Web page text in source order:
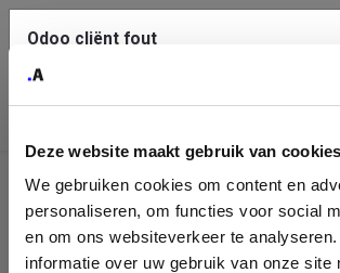
Deze website maakt gebruik van cookies
We gebruiken cookies om content en
personaliseren, om functies voor social
en om ons websiteverkeer te
informatie over uw gebruik van onze site
Identificatie
onderneming
Odoo cliënt fout
klembord
Je dient de kopieer knop te gebruiken om de
aan support.